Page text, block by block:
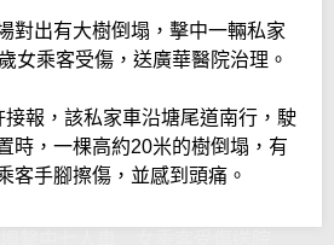
對出有大樹倒塌，擊中一輛私家
女乘客受傷，送廣華醫院治理。
報，該私家車沿塘尾道南行，駛
時，一棵高約20米的樹倒塌，有
客手腳擦傷，並感到頭痛。